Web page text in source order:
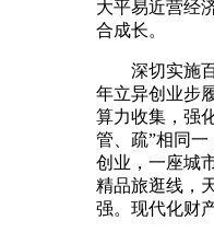
大平易近营经
合成长。
深切实施百
年立异创业步
算力收集，强
管、疏”相同
创业，一座城
精品旅逛线，
强。现代化财